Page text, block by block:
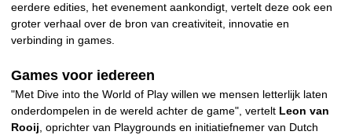
eerdere edities, het evenement aankondigt, vertelt deze ook een
groter verhaal over de bron van creativiteit, innovatie en
verbinding in games.
Games voor iedereen
"Met Dive into the World of Play willen we mensen letterlijk laten
onderdompelen in de wereld achter de game", vertelt Leon van
Rooij , oprichter van Playgrounds en initiatiefnemer van Dutch